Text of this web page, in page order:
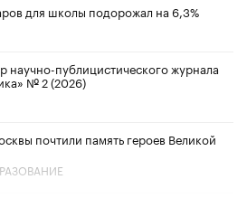
для школы подорожал на 6,3%
научно-публицистического журнала
№ 2 (2026)
почтили память героев Великой